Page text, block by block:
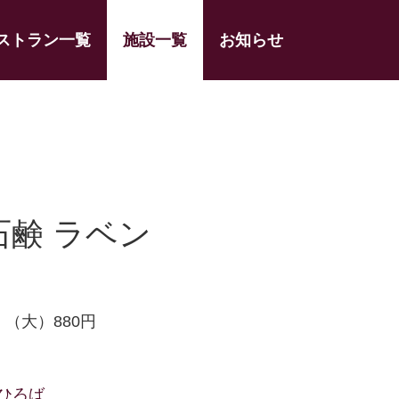
トラン一覧 施設一覧 お知らせ
鹸 ラベン
大）880円
ろば